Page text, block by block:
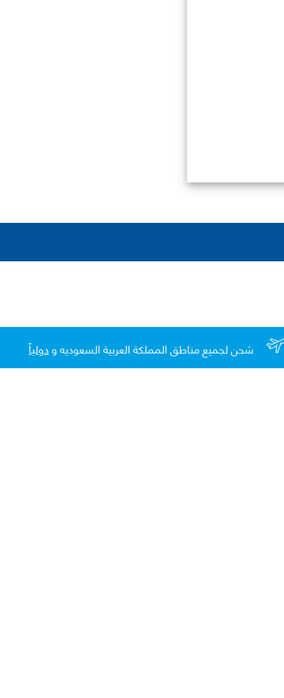
شحن لجميع مناطق المملكة العربية السعوديه ودولياً